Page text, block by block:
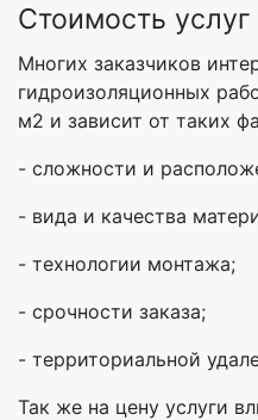
Стоимость
Многих заказчиков
гидроизоляционных
м2 и зависит от таких
- сложности и
- вида и качества
- технологии монтажа;
- срочности заказа;
- территориальной
Так же на цену услуги